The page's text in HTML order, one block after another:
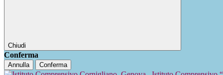
Chiudi
Conferma
Annulla Conferma